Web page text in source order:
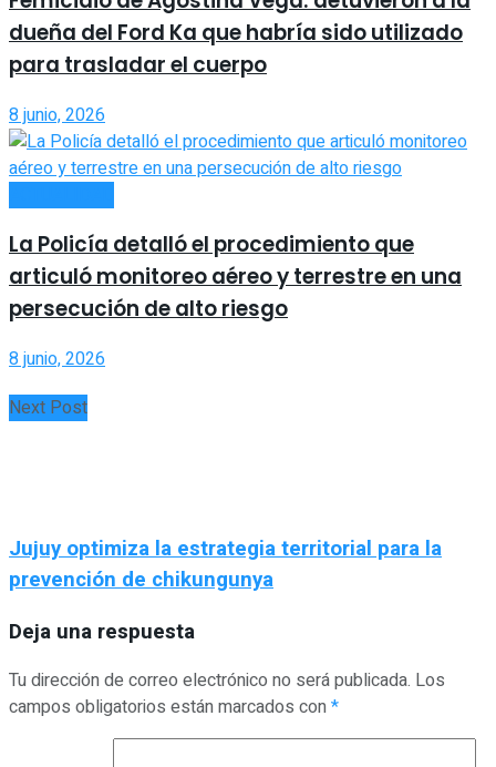
dueña del Ford Ka que habría sido utilizado
para trasladar el cuerpo
8 junio, 2026
La Policía detalló el procedimiento que
articuló monitoreo aéreo y terrestre en una
persecución de alto riesgo
8 junio, 2026
Next Post
Jujuy optimiza la estrategia territorial para la
prevención de chikungunya
Deja una respuesta
Tu dirección de correo electrónico no será publicada. Los
campos obligatorios están marcados con*